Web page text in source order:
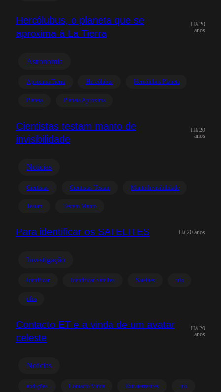
Hercólubus, o planeta que se
aproxima à La Tierra
Há 20
anos
Astronomia
Aproxima Tierra Hercólubus Hercólubus Planeta
Planeta Planeta Aproxima
Cientistas testam manto de
invisibilidade
Há 20
anos
Noticias
Cientistas Cientistas Testam Manto Invisibilidade
Testam Testam Manto
Para identificar os SATELITES Há 20 anos
Investigação
Identificar Identificar Satelites Satelites ufo
ufos
Contacto ET e a vinda de um avatar
celeste
Há 20
anos
Noticias
abduções Contacto Vinda Extraterrestres ufo